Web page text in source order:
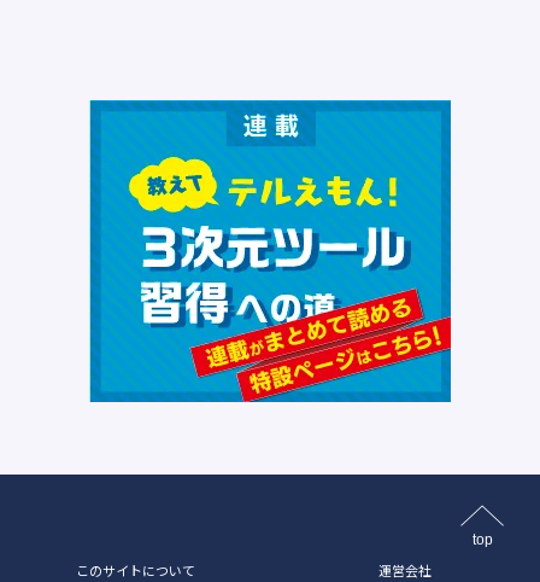
top
このサイトについて 運営会社